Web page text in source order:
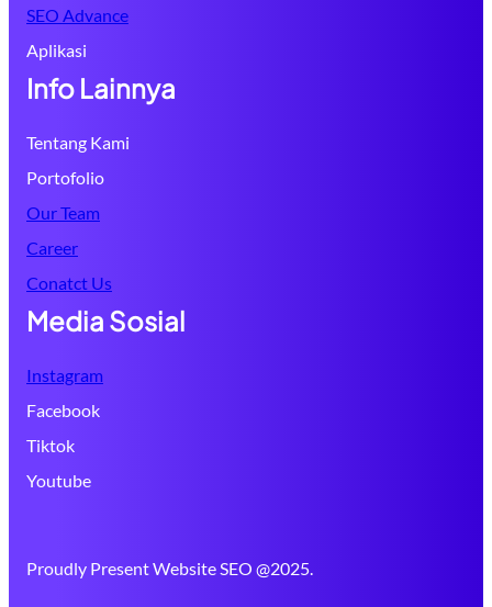
SEO Advance
Aplikasi
Info Lainnya
Tentang Kami
Portofolio
Our Team
Career
Conatct Us
Media Sosial
Instagram
Facebook
Tiktok
Youtube
Proudly Present Website SEO @2025.